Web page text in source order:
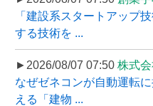
「建設系スタートアップ
する技術を ...
►2026/08/07 07:50 株式
なぜゼネコンが自動運転
える「建物 ...